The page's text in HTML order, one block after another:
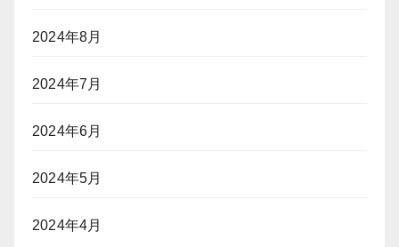
2024年8月
2024年7月
2024年6月
2024年5月
2024年4月